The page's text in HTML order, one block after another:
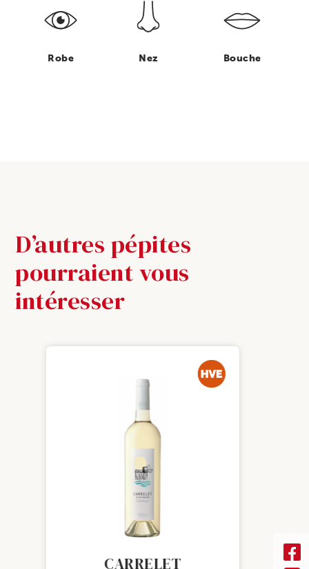
Robe Nez Bouche
D’autres pépites
pourraient vous
intéresser
HAUTE VALEUR ENVIRONNEMENTALE
CARRELET